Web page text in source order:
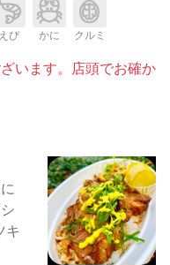
えび かに クルミ
います。店頭でお確か
キ